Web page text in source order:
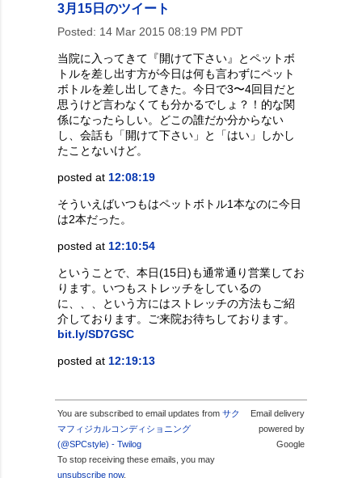
3月15日のツイート
Posted: 14 Mar 2015 08:19 PM PDT
当院に入ってきて『開けて下さい』とペットボ
トルを差し出す方が今日は何も言わずにペット
ボトルを差し出してきた。今日で3〜4回目だと
思うけど言わなくても分かるでしょ？！的な関
係になったらしい。どこの誰だか分からない
し、会話も「開けて下さい」と「はい」しかし
たことないけど。
posted at 12:08:19
そういえばいつもはペットボトル1本なのに今日
は2本だった。
posted at 12:10:54
ということで、本日(15日)も通常通り営業してお
ります。いつもストレッチをしているの
に、、、という方にはストレッチの方法もご紹
介しております。ご来院お待ちしております。
bit.ly/SD7GSC
posted at 12:19:13
You are subscribed to email updates from サク
マフィジカルコンディショニング
(@SPCstyle) - Twilog
To stop receiving these emails, you may
unsubscribe now.
Email delivery
powered by
Google